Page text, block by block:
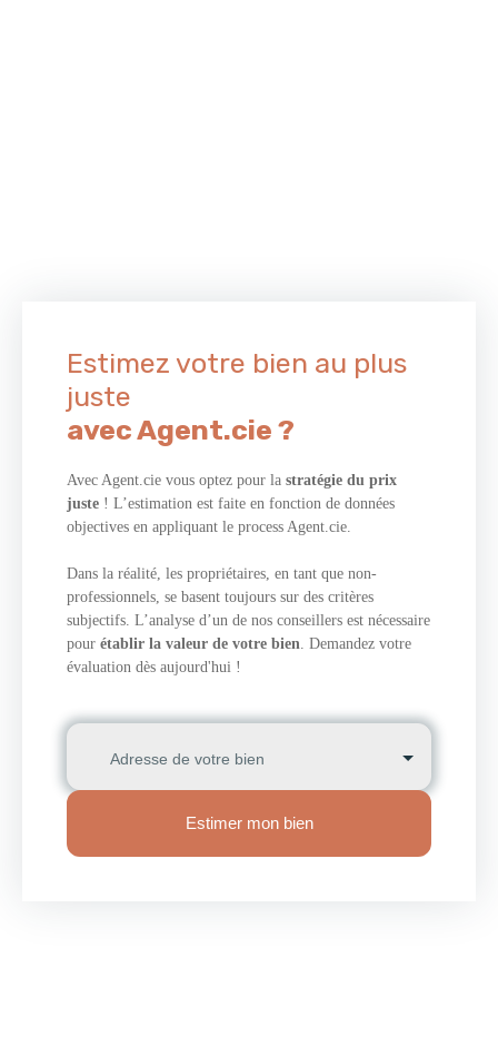
Estimez votre bien au plus
juste
avec Agent.cie ?
Avec Agent.cie vous optez pour la stratégie du prix
juste ! L’estimation est faite en fonction de données
objectives en appliquant le process Agent.cie.
Dans la réalité, les propriétaires, en tant que non-
professionnels, se basent toujours sur des critères
subjectifs. L’analyse d’un de nos conseillers est nécessaire
pour établir la valeur de votre bien . Demandez votre
évaluation dès aujourd'hui !
Adresse de votre bien
Estimer mon bien